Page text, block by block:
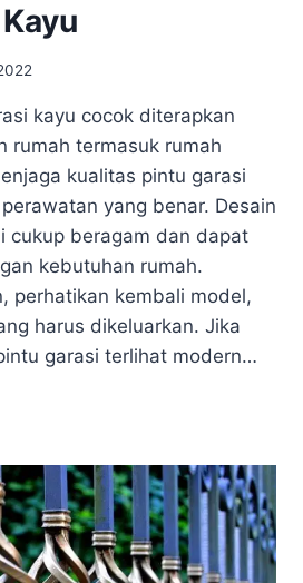
kayu cocok diterapkan
rumah termasuk rumah
kualitas pintu garasi
yang benar. Desain
cukup beragam dan dapat
kebutuhan rumah.
perhatikan kembali model,
harus dikeluarkan. Jika
garasi terlihat modern…